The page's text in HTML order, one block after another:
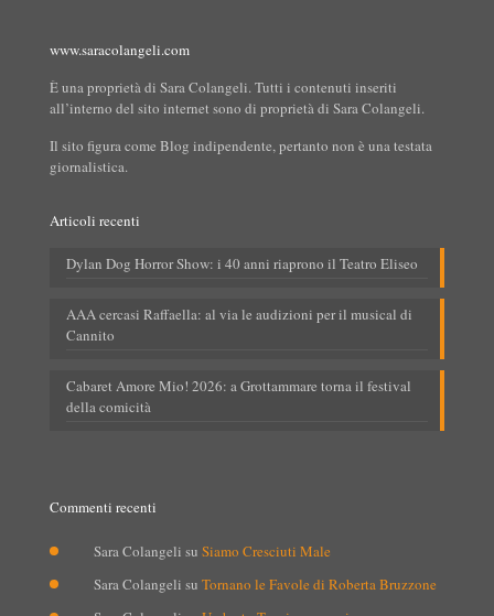
www.saracolangeli.com
È una proprietà di Sara Colangeli. Tutti i contenuti inseriti
all’interno del sito internet sono di proprietà di Sara Colangeli.
Il sito figura come Blog indipendente, pertanto non è una testata
giornalistica.
Articoli recenti
Dylan Dog Horror Show: i 40 anni riaprono il Teatro Eliseo
AAA cercasi Raffaella: al via le audizioni per il musical di
Cannito
Cabaret Amore Mio! 2026: a Grottammare torna il festival
della comicità
Commenti recenti
Sara Colangeli su Siamo Cresciuti Male
Sara Colangeli su Tornano le Favole di Roberta Bruzzone